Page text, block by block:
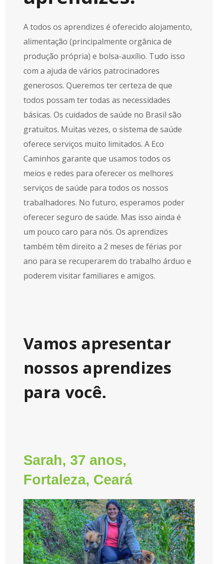
A todos os aprendizes é oferecido alojamento,
alimentação (principalmente orgânica de
produção própria) e bolsa-auxílio. Tudo isso
com a ajuda de vários patrocinadores
generosos. Queremos ter certeza de que
todos possam ter todas as necessidades
básicas. Os cuidados de saúde no Brasil são
gratuitos. Muitas vezes, o sistema de saúde
oferece serviços muito limitados. A Eco
Caminhos garante que usamos todos os
meios e redes para oferecer os melhores
serviços de saúde para todos os nossos
trabalhadores. No futuro, esperamos poder
oferecer seguro de saúde. Mas isso ainda é
um pouco caro para nós. Os aprendizes
também têm direito a 2 meses de férias por
ano para se recuperarem do trabalho árduo e
poderem visitar familiares e amigos.
Vamos apresentar
nossos aprendizes
para você.
Sarah, 37 anos,
Fortaleza, Ceará